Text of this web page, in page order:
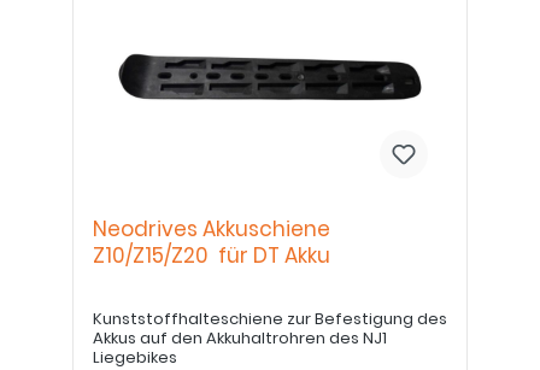
Neodrives Akkuschiene
Z10/Z15/Z20 für DT Akku
Kunststoffhalteschiene zur Befestigung des
Akkus auf den Akkuhaltrohren des NJ1
Liegebikes